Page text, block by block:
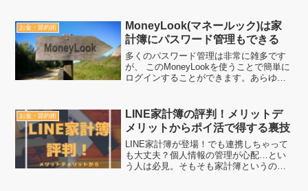
更に最高になります。本気でお得になる
株主優待を選ぶの出れ...
お金・節約術
MoneyLook(マネールック)は家
計簿にパスワード管理もできる
多くのパスワード管理は非常に雑多です
が、 このMoneyLookを使うことで簡単に
ログインすることができます。あらゆる
します。
お金・節約術
LINE家計簿の評判！メリットデ
メリットからポイ活で得する裏技
LINE家計簿が登場！でも連携しちゃって
も大丈夫？個人情報の管理が心配…とい
う人は必見。そもそも家計簿というのが